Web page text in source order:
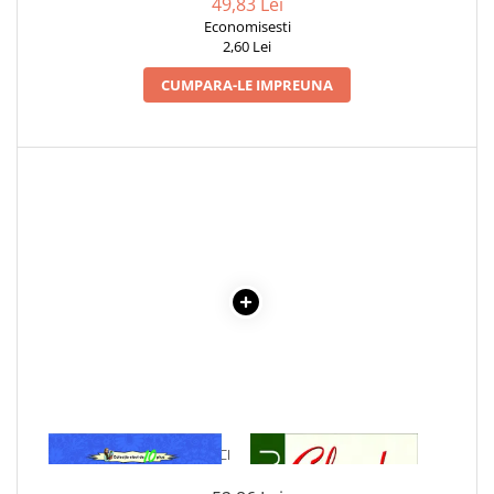
Economisesti
2,60 Lei
CUMPARA-LE IMPREUNA
1 x NUVELE - IOAN SLAVICI 1 x CIULEANDRA